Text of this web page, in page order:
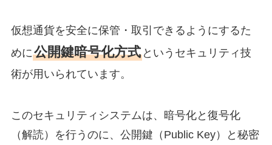
仮想通貨を安全に保管・取引できるようにするた
めに公開鍵暗号化方式というセキュリティ技
術が用いられています。
このセキュリティシステムは、暗号化と復号化
（解読）を行うのに、公開鍵（Public Key）と秘密